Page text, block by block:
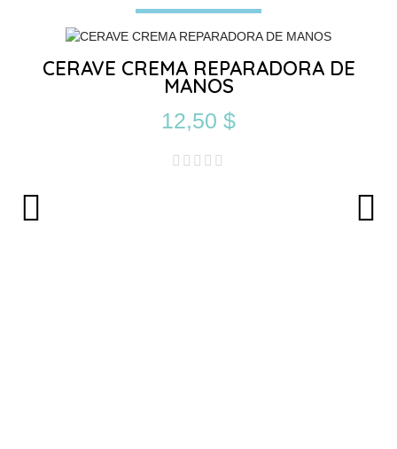
CERAVE CREMA REPARADORA DE
MANOS
12,50 $